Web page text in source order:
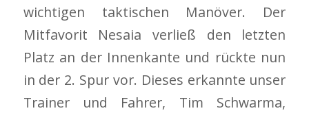
wichtigen taktischen Manöver. Der
Mitfavorit Nesaia verließ den letzten
Platz an der Innenkante und rückte nun
in der 2. Spur vor. Dieses erkannte unser
Trainer und Fahrer, Tim Schwarma,